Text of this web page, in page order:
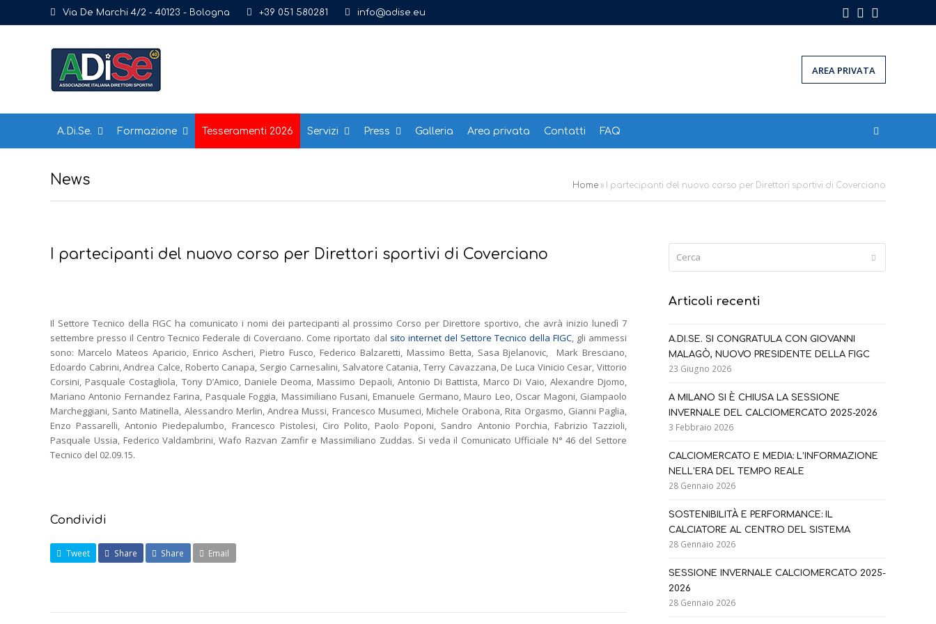
Via De Marchi 4/2 - 40123 - Bologna +39 051 580281 info@adise.eu Facebook
Instagram
AREA PRIVATA
A.Di.Se. Formazione Tesseramenti 2026 Servizi Press Galleria Area privata Contatti FAQ
News Home » I partecipanti del nuovo corso per Direttori sportivi di Coverciano
I partecipanti del nuovo corso per Direttori sportivi di Coverciano
Il Settore Tecnico della FIGC ha comunicato i nomi dei partecipanti al prossimo Corso per Direttore sportivo, che avrà inizio lunedì 7
settembre presso il Centro Tecnico Federale di Coverciano. Come riportato dal sito internet del Settore Tecnico della FIGC, gli ammessi
sono: Marcelo Mateos Aparicio, Enrico Ascheri, Pietro Fusco, Federico Balzaretti, Massimo Betta, Sasa Bjelanovic, Mark Bresciano,
Edoardo Cabrini, Andrea Calce, Roberto Canapa, Sergio Carnesalini, Salvatore Catania, Terry Cavazzana, De Luca Vinicio Cesar, Vittorio
Corsini, Pasquale Costagliola, Tony D’Amico, Daniele Deoma, Massimo Depaoli, Antonio Di Battista, Marco Di Vaio, Alexandre Djomo,
Mariano Antonio Fernandez Farina, Pasquale Foggia, Massimiliano Fusani, Emanuele Germano, Mauro Leo, Oscar Magoni, Giampaolo
Marcheggiani, Santo Matinella, Alessandro Merlin, Andrea Mussi, Francesco Musumeci, Michele Orabona, Rita Orgasmo, Gianni Paglia,
Enzo Passarelli, Antonio Piedepalumbo, Francesco Pistolesi, Ciro Polito, Paolo Poponi, Sandro Antonio Porchia, Fabrizio Tazzioli,
Pasquale Ussia, Federico Valdambrini, Wafo Razvan Zamfir e Massimiliano Zuddas. Si veda il Comunicato Ufficiale N° 46 del Settore
Tecnico del 02.09.15.
Condividi
Tweet Share Share Email
Articoli recenti
A.DI.SE. SI CONGRATULA CON GIOVANNI
MALAGÒ, NUOVO PRESIDENTE DELLA FIGC
23 Giugno 2026
A MILANO SI È CHIUSA LA SESSIONE
INVERNALE DEL CALCIOMERCATO 2025-2026
3 Febbraio 2026
CALCIOMERCATO E MEDIA: L’INFORMAZIONE
NELL’ERA DEL TEMPO REALE
28 Gennaio 2026
SOSTENIBILITÀ E PERFORMANCE: IL
CALCIATORE AL CENTRO DEL SISTEMA
28 Gennaio 2026
SESSIONE INVERNALE CALCIOMERCATO 2025-
2026
28 Gennaio 2026